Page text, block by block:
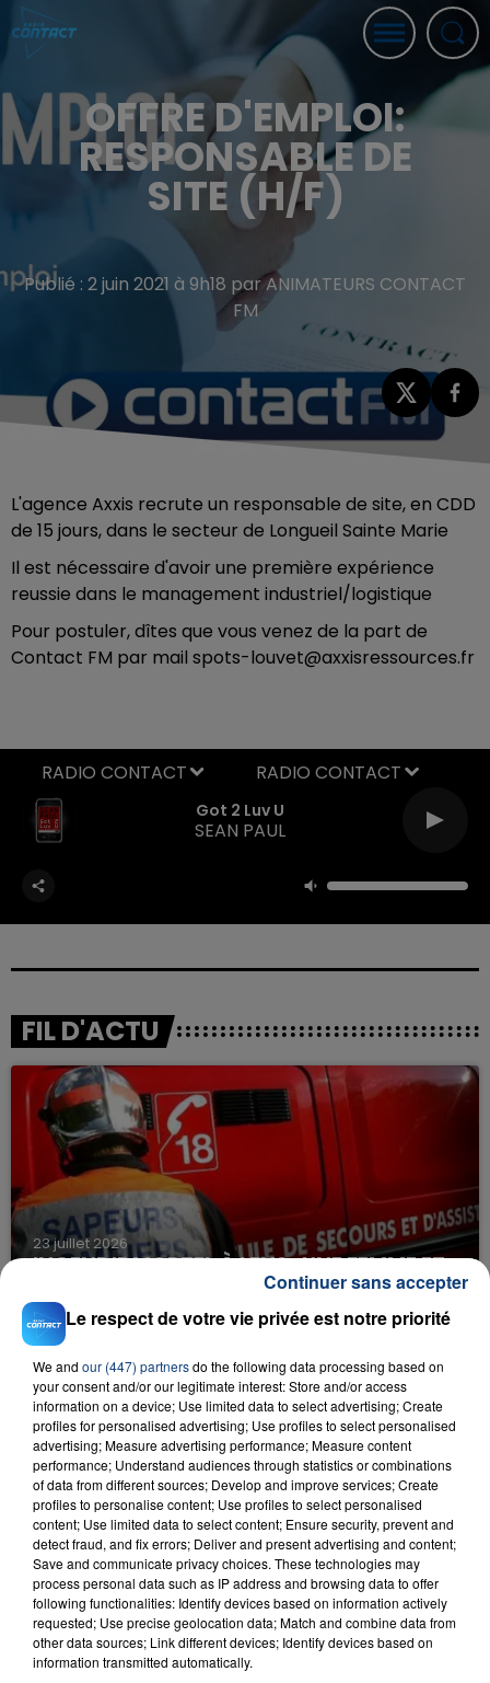
OFFRE D'EMPLOI:
RESPONSABLE DE
SITE (H/F)
Publié : 2 juin 2021 à 9h18 par ANIMATEURS CONTACT
FM
L'agence Axxis recrute un responsable de site, en CDD
de 15 jours, dans le secteur de Longueil Sainte Marie
Il est nécessaire d'avoir une première expérience
reussie dans le management industriel/logistique
Pour postuler, dîtes que vous venez de la part de
Contact FM par mail spots-louvet@axxisressources.fr
Got 2 Luv U
SEAN PAUL
RADIO CONTACT
FIL D'ACTU
23 juillet 2026
INCENDIE MORTEL À LENS : UNE FEMME ET
SON BÉBÉ ENTRE LA VIE ET LA...
Un homme s'est immolé par le feu après avoir
aspergé sa compagne et leur bébé de trois mois
d'un liquide inflammable.
20 juillet 2026
UNE ADOLESCENTE DEVANT SE FAIRE
OPÉRER DE LA CHEVILLE RESSORT DE LA...
La famille a porté plainte contre la clinique qui a
reconnu sa responsabilité et présenté ses
excuses.
TITRES DIFFUSÉS
Le respect de votre vie privée est notre priorité
We and our (447) partnersdo the following data processing based on
your consent and/or our legitimate interest: Store and/or access
information on a device; Use limited data to select advertising; Create
profiles for personalised advertising; Use profiles to select personalised
advertising; Measure advertising performance; Measure content
performance; Understand audiences through statistics or combinations
of data from different sources; Develop and improve services; Create
profiles to personalise content; Use profiles to select personalised
content; Use limited data to select content; Ensure security, prevent and
detect fraud, and fix errors; Deliver and present advertising and content;
Save and communicate privacy choices. These technologies may
process personal data such as IP address and browsing data to offer
following functionalities: Identify devices based on information actively
requested; Use precise geolocation data; Match and combine data from
other data sources; Link different devices; Identify devices based on
information transmitted automatically.
Continuer sans accepter